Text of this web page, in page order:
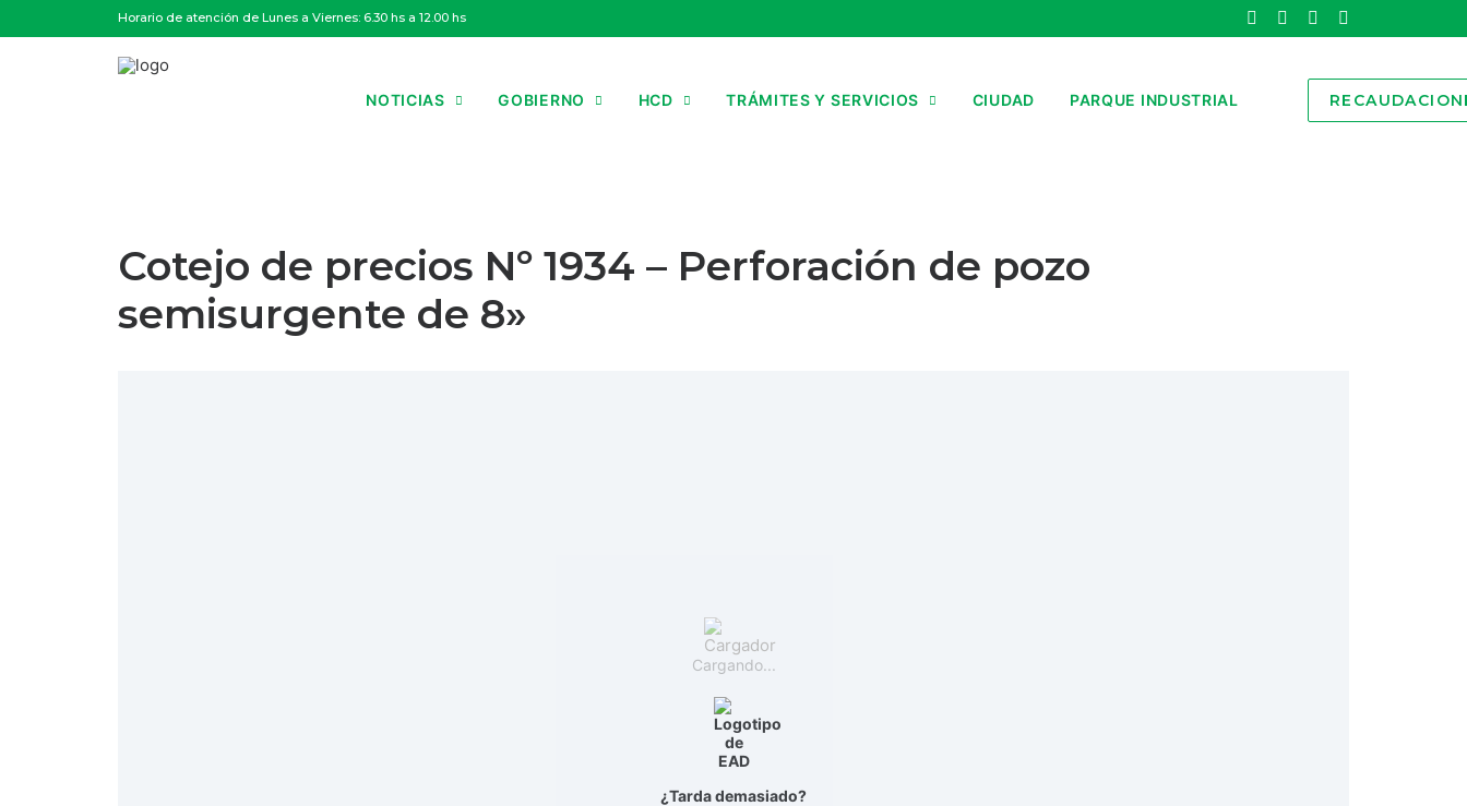
Horario de atención de Lunes a Viernes: 6.30 hs a 12.00 hs
NOTICIAS GOBIERNO HCD TRÁMITES Y SERVICIOS CIUDAD PARQUE INDUSTRIAL
Cotejo de precios Nº 1934 – Perforación de pozo
semisurgente de 8»
Cargando...
¿Tarda demasiado?